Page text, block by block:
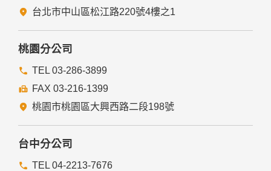
五、與第三人共用個人資料之政策
本網站絕不會提供、交換、出租或出售任何您的個人資料給其
他個人、團體、私人企業或公務機關，但有法律依據或合約義
務者，不在此限。
前項但書之情形包括不限於：
經由您書面同意。
法律明文規定。
與公務機關或學術研究機構合作，基於公共利益為統計或學術
研究而有必要，且資料經過提供者處理或蒐集者依其揭露方式
無從識別特定之當事人。
當您在網站的行為，違反服務條款或可能損害或妨礙網站與其
台北市中山區松江路220號4樓之1
桃園分公司
TEL 03-286-3899
FAX 03-216-1399
桃園市桃園區大興西路二段198號
台中分公司
TEL 04-2213-7676